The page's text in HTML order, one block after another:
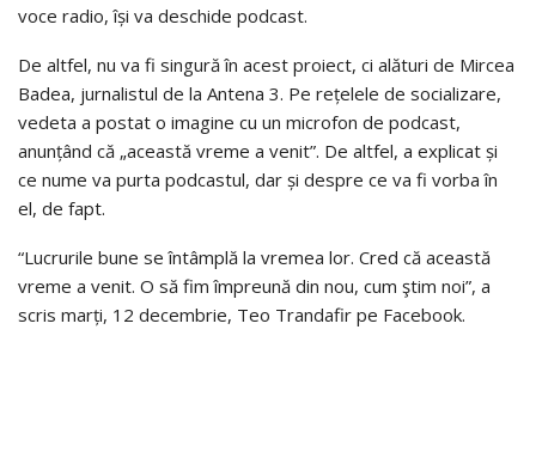
voce radio, își va deschide podcast.
De altfel, nu va fi singură în acest proiect, ci alături de Mircea
Badea, jurnalistul de la Antena 3. Pe rețelele de socializare,
vedeta a postat o imagine cu un microfon de podcast,
anunțând că „această vreme a venit”. De altfel, a explicat și
ce nume va purta podcastul, dar și despre ce va fi vorba în
el, de fapt.
“Lucrurile bune se întâmplă la vremea lor. Cred că această
vreme a venit. O să fim împreună din nou, cum ştim noi”, a
scris marți, 12 decembrie, Teo Trandafir pe Facebook.